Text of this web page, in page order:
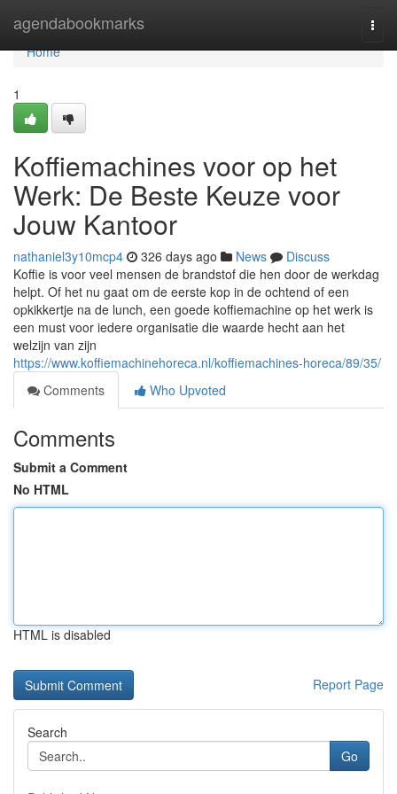
agendabookmarks
Home
Home
1
Koffiemachines voor op het
Werk: De Beste Keuze voor
Jouw Kantoor
nathaniel3y10mcp4 326 days ago News
Discuss
Koffie is voor veel mensen de brandstof die hen door de werkdag
helpt. Of het nu gaat om de eerste kop in de ochtend of een
opkikkertje na de lunch, een goede koffiemachine op het werk is
een must voor iedere organisatie die waarde hecht aan het
welzijn van zijn
https://www.koffiemachinehoreca.nl/koffiemachines-horeca/89/35/
Comments
Who Upvoted
Comments
Submit a Comment
No HTML
HTML is disabled
Report Page
Search
Go